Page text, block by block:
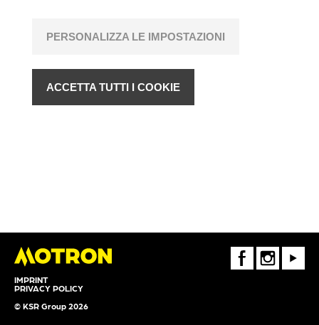
IMPRINT
PRIVACY POLICY
© KSR Group 2026
FaceBookInstagramYoutube
PERSONALIZZA LE IMPOSTAZIONI
ACCETTA TUTTI I COOKIE